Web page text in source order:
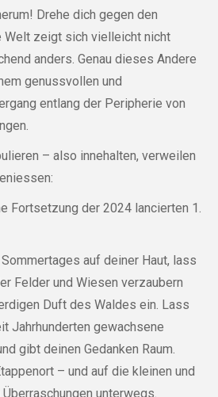
Drehe dich gegen den
Welt zeigt sich vielleicht nicht
anders. Genau dieses Andere
genussvollen und
entlang der Peripherie von
– also innehalten, verweilen
Fortsetzung der 2024 lancierten 1.
auf deiner Haut, lass
Felder und Wiesen verzaubern
Duft des Waldes ein. Lass
Jahrhunderten gewachsene
gibt deinen Gedanken Raum.
– und auf die kleinen und
unterwegs.